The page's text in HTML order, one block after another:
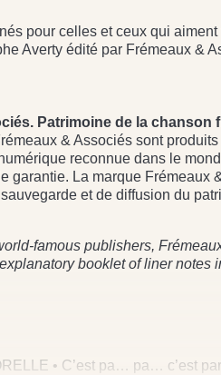
pour celles et ceux qui
Averty édité par Frémeaux &
Patrimoine de la
& Associés sont
reconnue dans le
garantie. La marque
et de diffusion du
famous publishers,
booklet of liner notes
• C’est pa… pa… c’est